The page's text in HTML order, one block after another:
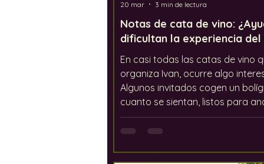
Notas de cata de vino:
dificultan la experiencia del
En casi todas las catas de vino
organiza Ivan, ocurre algo
Algunos invitados cogen un
cuanto se sientan, listos para
cada aroma y cada matiz de
¿Otros? Echan un vistazo a la
20 mar
3 min de lectura